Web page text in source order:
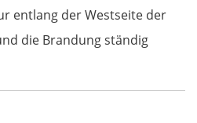
entlang der Westseite der
die Brandung ständig